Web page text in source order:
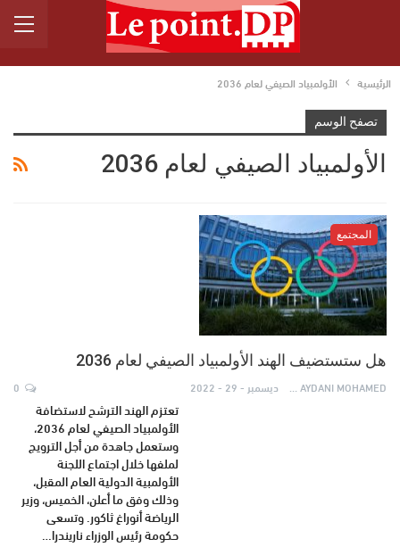
الرئيسية الأولمبياد الصيفي لعام 2036
تصفح الوسم
الأولمبياد الصيفي لعام 2036
المجتمع
هل ستستضيف الهند الأولمبياد الصيفي لعام 2036
AYDANI MOHAMED ديسمبر - 29 - 2022
تعتزم الهند الترشح لاستضافة
الأولمبياد الصيفي لعام 2036،
وستعمل جاهدة من أجل الترويج
لملفها خلال اجتماع اللجنة
الأولمبية الدولية العام المقبل،
وذلك وفق ما أعلن، الخميس، وزير
الرياضة أنوراغ ثاكور. وتسعى
حكومة رئيس الوزراء ناريندرا…